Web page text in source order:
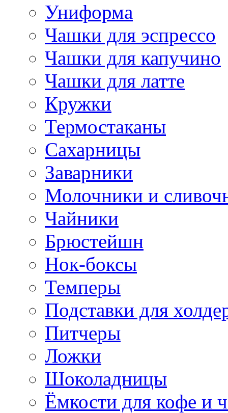
Униформа
Чашки для эспрессо
Чашки для капучино
Чашки для латте
Кружки
Термостаканы
Сахарницы
Заварники
Молочники и
Чайники
Брюстейшн
Нок-боксы
Темперы
Подставки для
Питчеры
Ложки
Шоколадницы
Ёмкости для кофе и